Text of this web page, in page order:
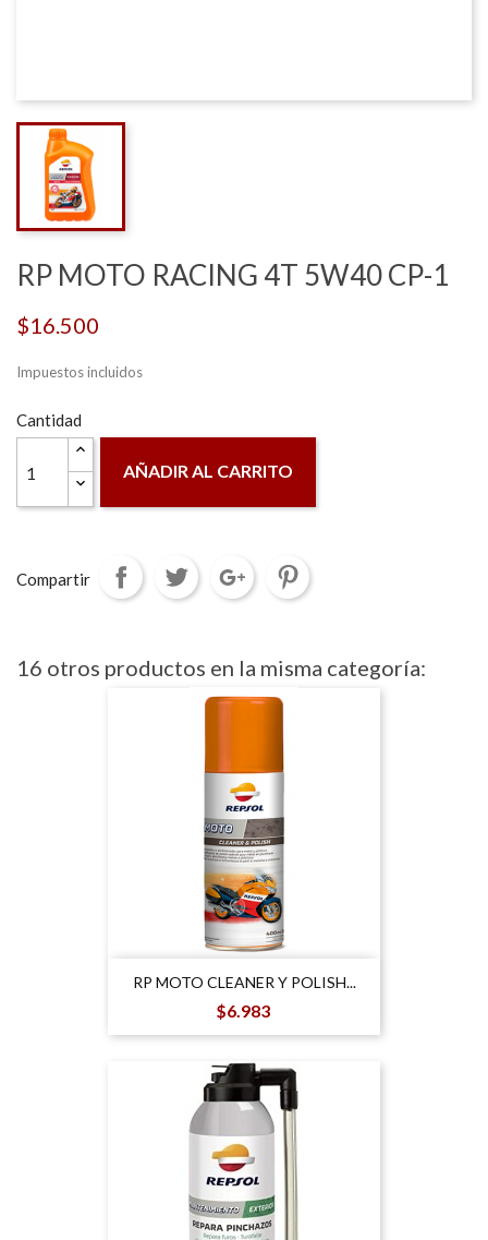
RP MOTO RACING 4T 5W40 CP-1
$16.500
Impuestos incluidos
Cantidad
AÑADIR AL CARRITO
Compartir
16 otros productos en la misma categoría:
RP MOTO CLEANER Y POLISH...
Precio
$6.983